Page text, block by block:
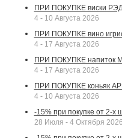
ПРИ ПОКУПКЕ виски
4 - 10 Августа 2026
ПРИ ПОКУПКЕ вино
4 - 17 Августа 2026
ПРИ ПОКУПКЕ напиток
4 - 17 Августа 2026
ПРИ ПОКУПКЕ коньяк
4 - 10 Августа 2026
-15% при покупке от 2-х
28 Июля - 4 Октября